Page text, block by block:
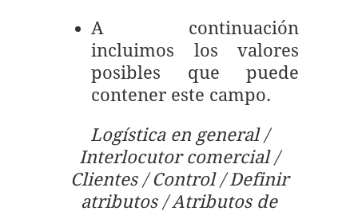
A continuación
incluimos los valores
posibles que puede
contener este campo.
Logística en general /
Interlocutor comercial /
Clientes / Control / Definir
atributos / Atributos de